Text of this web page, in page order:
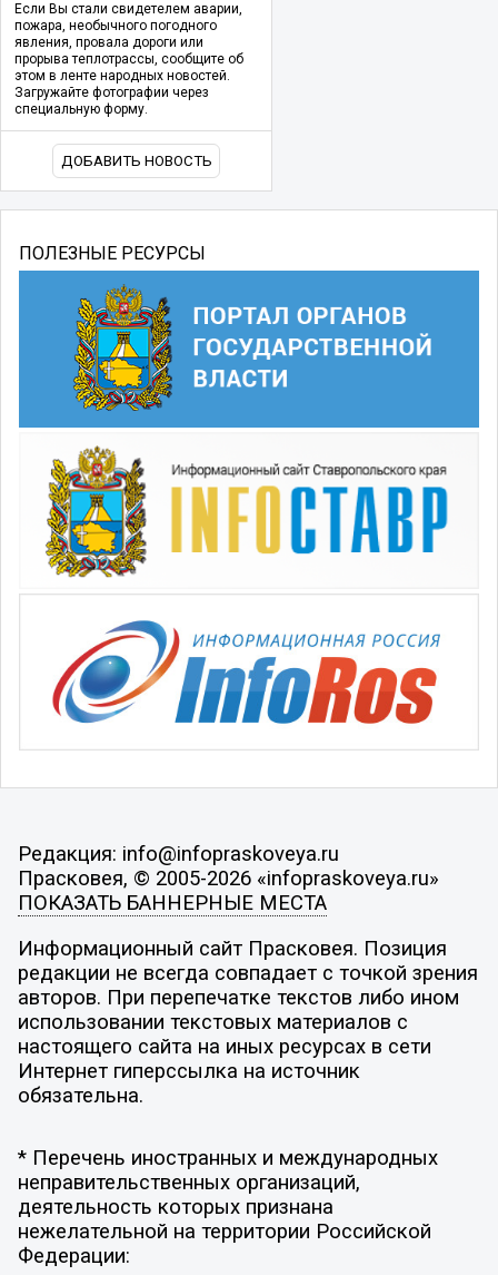
Если Вы стали свидетелем аварии,
пожара, необычного погодного
явления, провала дороги или
прорыва теплотрассы, сообщите об
этом в ленте народных новостей.
Загружайте фотографии через
специальную форму.
ДОБАВИТЬ НОВОСТЬ
ПОЛЕЗНЫЕ РЕСУРСЫ
Редакция: info@infopraskoveya.ru
Прасковея, © 2005-2026 «infopraskoveya.ru»
ПОКАЗАТЬ БАННЕРНЫЕ МЕСТА
Информационный сайт Прасковея. Позиция
редакции не всегда совпадает с точкой зрения
авторов. При перепечатке текстов либо ином
использовании текстовых материалов с
настоящего сайта на иных ресурсах в сети
Интернет гиперссылка на источник
обязательна.
* Перечень иностранных и международных
неправительственных организаций,
деятельность которых признана
нежелательной на территории Российской
Федерации: